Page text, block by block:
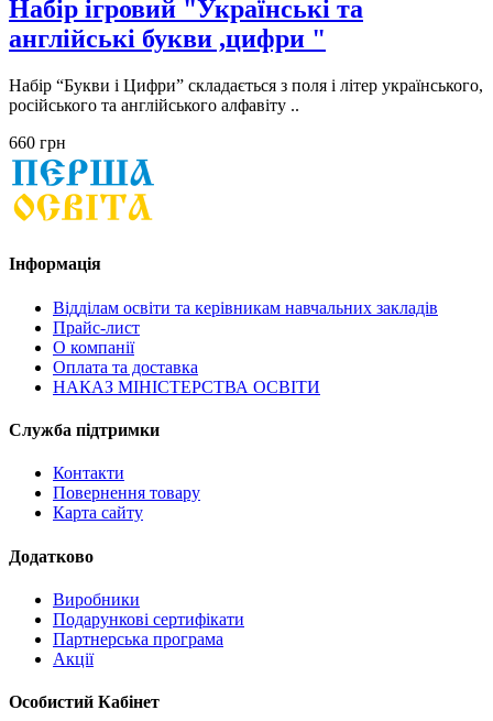
Набір ігровий "Українські та
англійські букви ,цифри "
Набір “Букви і Цифри” складається з поля і літер українського,
російського та англійського алфавіту ..
660 грн
Інформація
Відділам освіти та керівникам навчальних закладів
Прайс-лист
О компанії
Оплата та доставка
НАКАЗ МІНІСТЕРСТВА ОСВІТИ
Служба підтримки
Контакти
Повернення товару
Карта сайту
Додатково
Виробники
Подарункові сертифікати
Партнерська програма
Акції
Особистий Кабінет